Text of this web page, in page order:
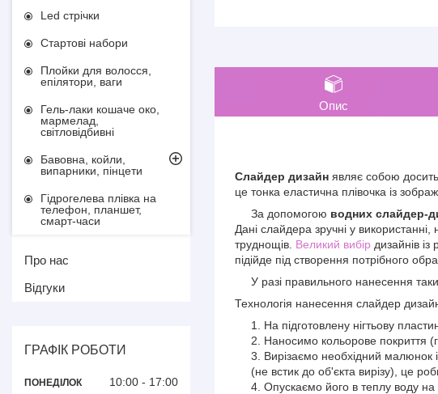
Опис
Слайдер дизайн являє собою
це тонка еластична плівочка із
За допомогою водних слайдер-
Дані слайдера зручні у
труднощів. Великий вибір дизайнів
підійде під створення потрібного
У разі правильного нанесення
Технологія нанесення слайдер
На підготовлену нігтьову
Наносимо кольорове покриття
Вирізаємо необхідний малюнок
(не встик до об'єкта вирізу), це
Опускаємо його в теплу воду
Led стрічки
Стартові набори
Плойки для волосся,
епілятори, ваги
Гель-лаки кошаче око,
мармелад,
світловідбивні
Бавовна, койли,
випарники, пінцети
Гідрогелева плівка на
телефон, планшет,
смарт-часи
Про нас
Відгуки
ГРАФІК РОБОТИ
ПОНЕДІЛОК 10:00 17:00